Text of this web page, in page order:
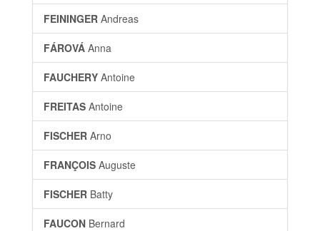
FEININGER Andreas
FÁROVÁ Anna
FAUCHERY Antoine
FREITAS Antoine
FISCHER Arno
FRANÇOIS Auguste
FISCHER Batty
FAUCON Bernard